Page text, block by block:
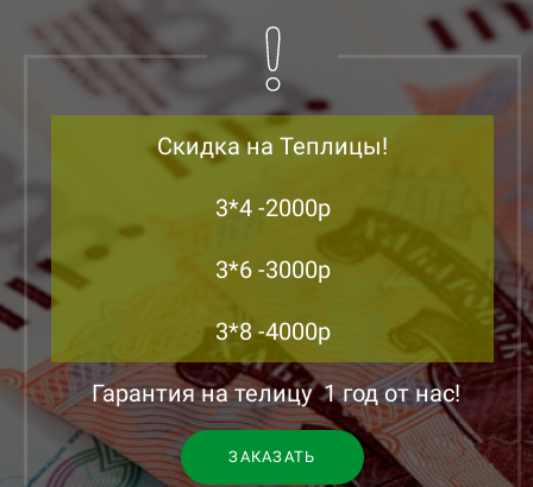
Скидка на Теплицы!
3*4 -2000р
3*6 -3000р
3*8 -4000р
Гарантия на телицу 1 год от нас!
ЗАКАЗАТЬ
18
19
20
21
22
23
24
25
37
38
39
40
41
42
43
44